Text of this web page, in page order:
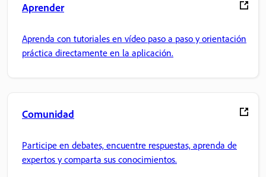
Aprender
Aprenda con tutoriales en vídeo paso a paso y orientación
práctica directamente en la aplicación.
Comunidad
Participe en debates, encuentre respuestas, aprenda de
expertos y comparta sus conocimientos.